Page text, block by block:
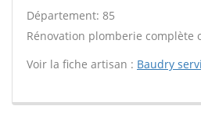
Département: 85
Rénovation plomberie complète
Voir la fiche artisan : Baudry